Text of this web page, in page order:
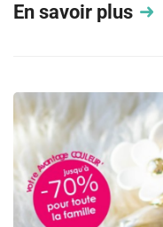
En savoir plus